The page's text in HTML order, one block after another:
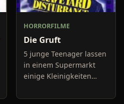
HORRORFILME
Die Gruft
5 junge Teenager lassen
in einem Supermarkt
einige Kleinigkeiten
anschließend vor dem